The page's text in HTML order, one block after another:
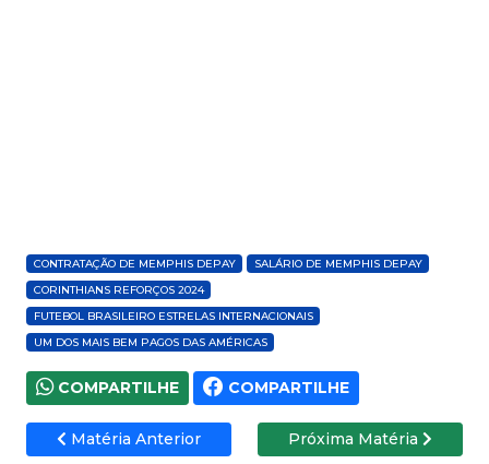
CONTRATAÇÃO DE MEMPHIS DEPAY
SALÁRIO DE MEMPHIS DEPAY
CORINTHIANS REFORÇOS 2024
FUTEBOL BRASILEIRO ESTRELAS INTERNACIONAIS
UM DOS MAIS BEM PAGOS DAS AMÉRICAS
COMPARTILHE COMPARTILHE
Matéria Anterior Próxima Matéria